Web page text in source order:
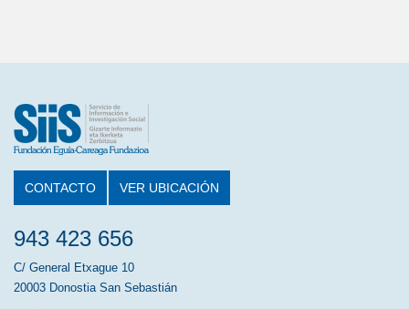
CONTACTO VER UBICACIÓN
943 423 656
C/ General Etxague 10
20003 Donostia San Sebastián